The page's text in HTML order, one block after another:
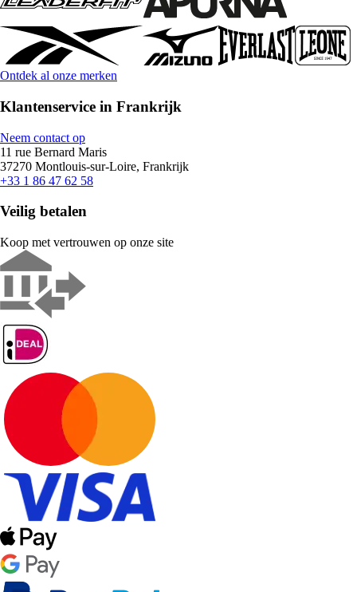
Ontdek al onze merken
Klantenservice in Frankrijk
Neem contact op
11 rue Bernard Maris
37270 Montlouis-sur-Loire, Frankrijk
+33 1 86 47 62 58
Veilig betalen
Koop met vertrouwen op onze site